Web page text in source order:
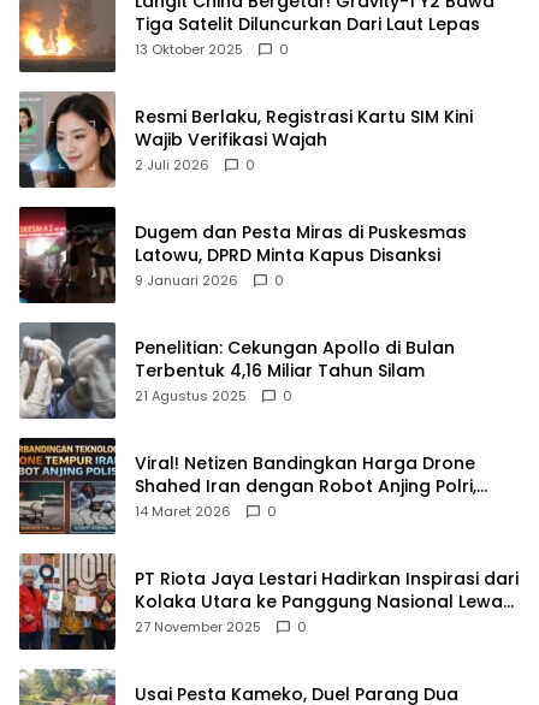
Tiga Satelit Diluncurkan Dari Laut Lepas
13 Oktober 2025 0
Resmi Berlaku, Registrasi Kartu SIM Kini
Wajib Verifikasi Wajah
2 Juli 2026 0
Dugem dan Pesta Miras di Puskesmas
Latowu, DPRD Minta Kapus Disanksi
9 Januari 2026 0
Penelitian: Cekungan Apollo di Bulan
Terbentuk 4,16 Miliar Tahun Silam
21 Agustus 2025 0
Viral! Netizen Bandingkan Harga Drone
Shahed Iran dengan Robot Anjing Polri,
Selisihnya Capai 5 Kali Lipat
14 Maret 2026 0
PT Riota Jaya Lestari Hadirkan Inspirasi dari
Kolaka Utara ke Panggung Nasional Lewat
Dua Penghargaan Bergengsi
27 November 2025 0
Usai Pesta Kameko, Duel Parang Dua